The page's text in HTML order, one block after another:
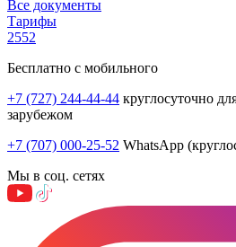
Все документы
Тарифы
2552
Бесплатно с мобильного
+7 (727) 244-44-44 круглосуточно
зарубежом
+7 (707) 000-25-52 WhatsApp
Мы в соц. сетях